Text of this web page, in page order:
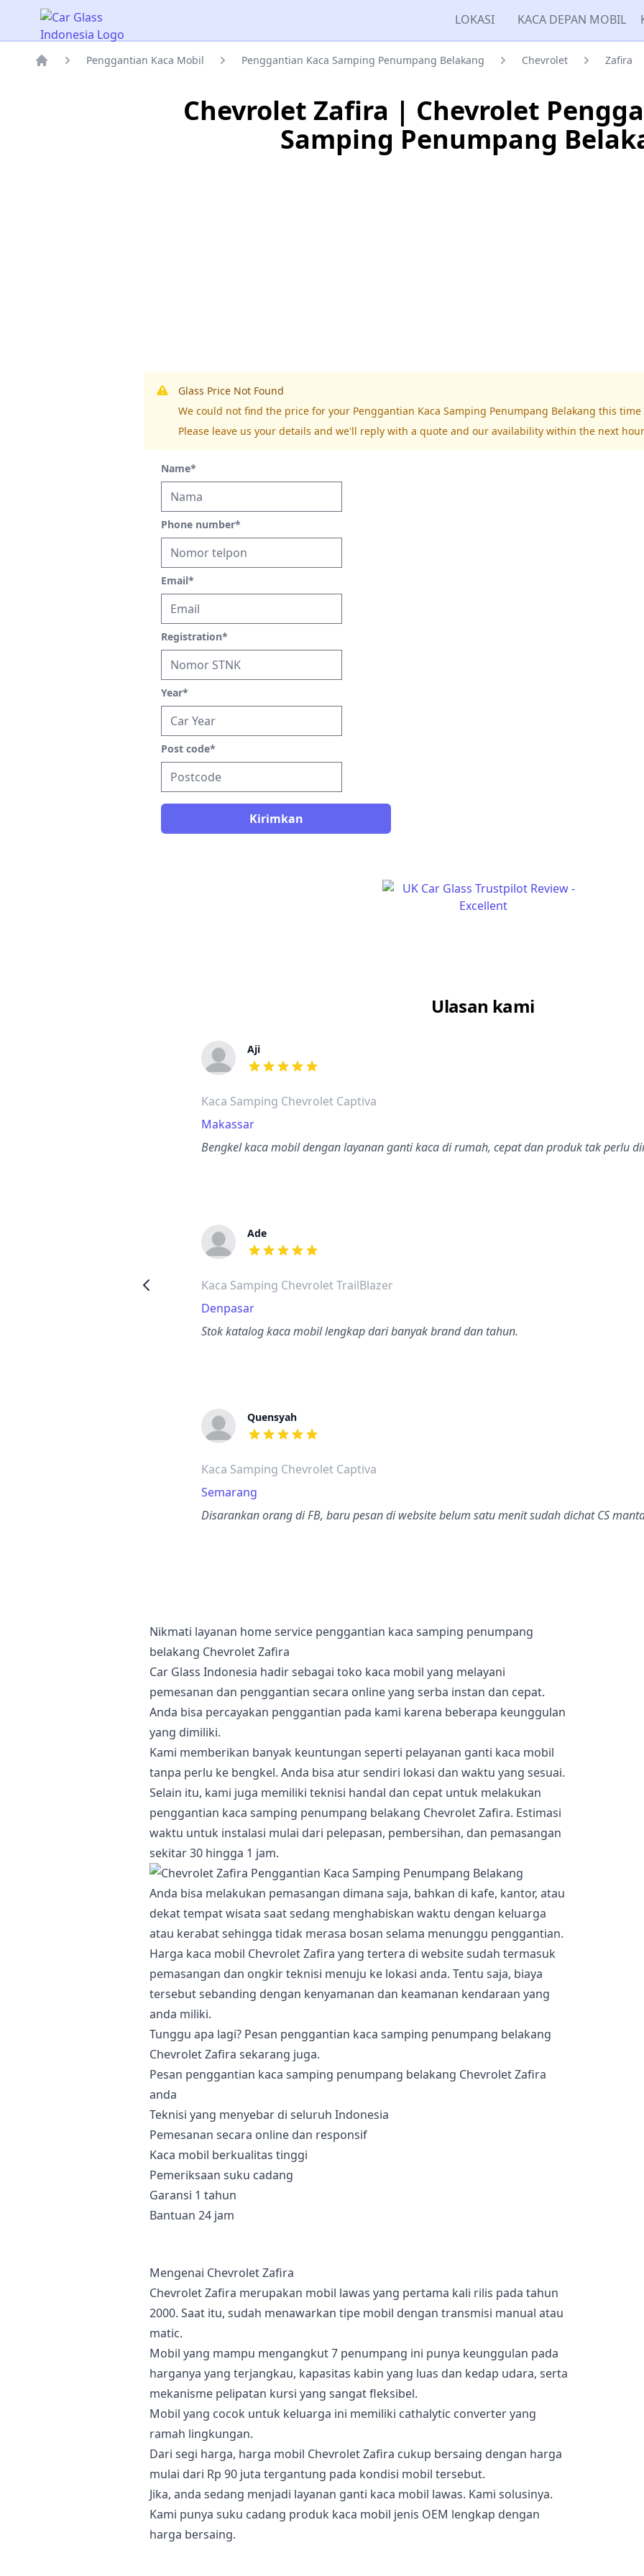
Car Glass Indonesia LOKASI KACA DEPAN MOBIL
Penggantian Kaca Mobil Penggantian Kaca Samping Penumpang Belakang Chevrolet Zafira
Chevrolet Zafira | Chevrolet
Samping Penumpang
Glass Price Not Found
We could not find the price for your Penggantian Kaca Samping Penumpang Belakang this
Please leave us your details and we'll reply with a quote and our availability within the next
Name*
Phone number*
Email*
Registration*
Year*
Post code*
Kirimkan
Ulasan kami
Aji
dari ulasan adalah bintang lima
Kaca Samping Chevrolet Captiva
Makassar
Bengkel kaca mobil dengan layanan ganti kaca di rumah, cepat dan produk tak perlu
Ade
dari ulasan adalah bintang lima
Kaca Samping Chevrolet TrailBlazer
Denpasar
Stok katalog kaca mobil lengkap dari banyak brand dan tahun.
Quensyah
dari ulasan adalah bintang lima
Kaca Samping Chevrolet Captiva
Semarang
Disarankan orang di FB, baru pesan di website belum satu menit sudah dichat CS
Nikmati layanan home service penggantian kaca samping penumpang
belakang Chevrolet Zafira
Car Glass Indonesia hadir sebagai toko kaca mobil yang melayani
pemesanan dan penggantian secara online yang serba instan dan cepat.
Anda bisa percayakan penggantian pada kami karena beberapa keunggulan
yang dimiliki.
Kami memberikan banyak keuntungan seperti pelayanan ganti kaca mobil
tanpa perlu ke bengkel. Anda bisa atur sendiri lokasi dan waktu yang sesuai.
Selain itu, kami juga memiliki teknisi handal dan cepat untuk melakukan
penggantian kaca samping penumpang belakang Chevrolet Zafira. Estimasi
waktu untuk instalasi mulai dari pelepasan, pembersihan, dan pemasangan
sekitar 30 hingga 1 jam.
Anda bisa melakukan pemasangan dimana saja, bahkan di kafe, kantor, atau
dekat tempat wisata saat sedang menghabiskan waktu dengan keluarga
atau kerabat sehingga tidak merasa bosan selama menunggu penggantian.
Harga kaca mobil Chevrolet Zafira yang tertera di website sudah termasuk
pemasangan dan ongkir teknisi menuju ke lokasi anda. Tentu saja, biaya
tersebut sebanding dengan kenyamanan dan keamanan kendaraan yang
anda miliki.
Tunggu apa lagi? Pesan penggantian kaca samping penumpang belakang
Chevrolet Zafira sekarang juga.
Pesan penggantian kaca samping penumpang belakang Chevrolet Zafira
anda
Teknisi yang menyebar di seluruh Indonesia
Pemesanan secara online dan responsif
Kaca mobil berkualitas tinggi
Pemeriksaan suku cadang
Garansi 1 tahun
Bantuan 24 jam
Mengenai Chevrolet Zafira
Chevrolet Zafira merupakan mobil lawas yang pertama kali rilis pada tahun
2000. Saat itu, sudah menawarkan tipe mobil dengan transmisi manual atau
matic.
Mobil yang mampu mengangkut 7 penumpang ini punya keunggulan pada
harganya yang terjangkau, kapasitas kabin yang luas dan kedap udara, serta
mekanisme pelipatan kursi yang sangat fleksibel.
Mobil yang cocok untuk keluarga ini memiliki cathalytic converter yang
ramah lingkungan.
Dari segi harga, harga mobil Chevrolet Zafira cukup bersaing dengan harga
mulai dari Rp 90 juta tergantung pada kondisi mobil tersebut.
Jika, anda sedang menjadi layanan ganti kaca mobil lawas. Kami solusinya.
Kami punya suku cadang produk kaca mobil jenis OEM lengkap dengan
harga bersaing.